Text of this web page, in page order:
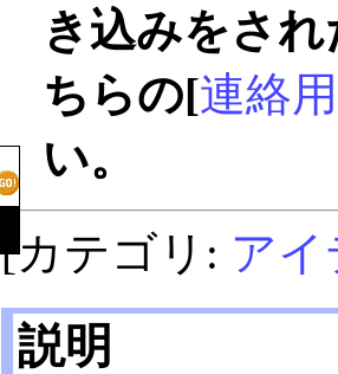
き込みをさ
ちらの[連絡
い。
[カテゴリ: ア
説明